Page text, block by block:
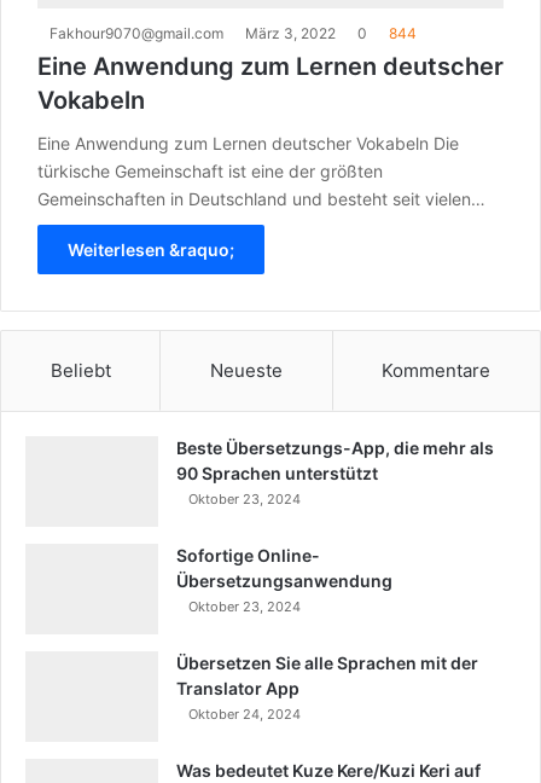
Fakhour9070@gmail.com März 3, 2022 0 844
Eine Anwendung zum Lernen deutscher
Vokabeln
Eine Anwendung zum Lernen deutscher Vokabeln Die
türkische Gemeinschaft ist eine der größten
Gemeinschaften in Deutschland und besteht seit vielen…
Weiterlesen &raquo;
Beliebt Neueste Kommentare
Beste Übersetzungs-App, die mehr als
90 Sprachen unterstützt
Oktober 23, 2024
Sofortige Online-
Übersetzungsanwendung
Oktober 23, 2024
Übersetzen Sie alle Sprachen mit der
Translator App
Oktober 24, 2024
Was bedeutet Kuze Kere/Kuzi Keri auf